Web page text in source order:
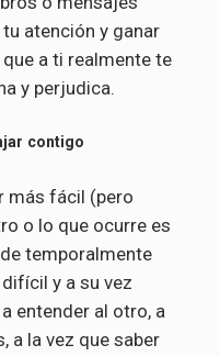
atención y ganar
a ti realmente te
y perjudica.
contigo
más fácil (pero
o lo que ocurre es
temporalmente
y a su vez
entender al otro, a
a la vez que saber